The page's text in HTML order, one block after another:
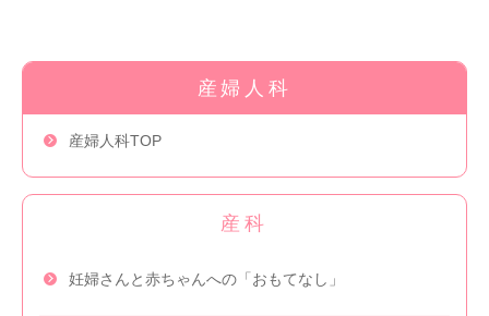
産婦人科
産婦人科TOP
産科
妊婦さんと赤ちゃんへの「おもてなし」